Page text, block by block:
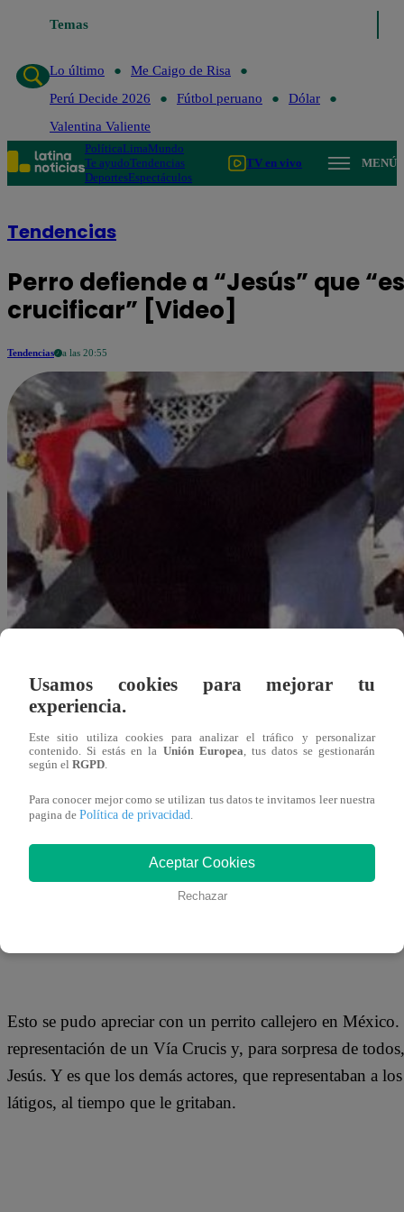
Temas
Lo último
Lo último
Me Caigo de Risa
Perú Decide 2026
Fútbol peruano
Dólar
Valentina Valiente
PolíticaLimaMundo
Te ayudoTendencias
DeportesEspectáculos
TV en vivo MENÚ
Tendencias
Perro defiende a “Jesús” que
crucificar” [Video]
Tendencias a las 20:55
Redacción Latina
20 de abril 2019
Sin lugar a dudas, los perros tienen por naturaleza la
perciben que alguien o algo los puede dañar. Pero en
Esto se pudo apreciar con un perrito callejero en
representación de un Vía Crucis y, para sorpresa de
Jesús. Y es que los demás actores, que representaban a
látigos, al tiempo que le gritaban.
Usamos cookies para mejorar tu
experiencia.
Este sitio utiliza cookies para analizar el tráfico y personalizar
contenido. Si estás en la Unión Europea , tus datos se gestionarán
según el RGPD
Para conocer mejor como se utilizan tus datos te invitamos leer nuestra
pagina de Política de privacidad
Aceptar Cookies
Rechazar